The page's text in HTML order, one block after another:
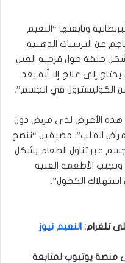
وتابعتها “النعيم
عن الترسبات الدهنية
حلقة حول قزحية العين.
يحتاج إلى علاج إلا أنه يعد
الكوليسترول في الجسم”.
هذه الأعراض لدى مريض دون
بأمراض القلب”. مضيفين “ننصح
عبر تناول الطعام بشكل
وتجنب الأطعمة الغنية
استهلاك الكحول”.
تلغرام: النعيم نيوز
منصة يوتيوب لمتابعة